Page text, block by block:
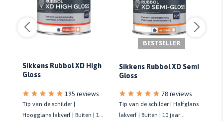
Sikkens Rubbol XD High
Gloss
195 reviews
Tip van de schilder |
Hoogglans lakverf | Buiten | 10
BESTSELLER
Sikkens Rubbol XD Semi
Gloss
78 reviews
Tip van de schilder | Halfglans
lakverf | Buiten | 10 jaar